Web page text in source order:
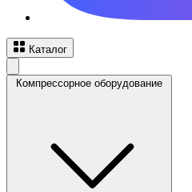
Каталог
Компрессорное оборудование